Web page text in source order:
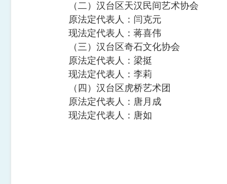
（二）汉台区天汉民间艺术协会
原法定代表人： 闫克元
现法定代表人：蒋喜伟
（三 ）汉台区奇石文化协会
原法定代表人：梁挺
现法定代表人：李莉
（ 四 ）汉台区虎桥艺术团
原法定代表人： 唐月成
现法定代表人： 唐如
汉中